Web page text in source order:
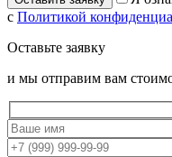
с Политикой
Оставьте заявку
и мы отправим вам